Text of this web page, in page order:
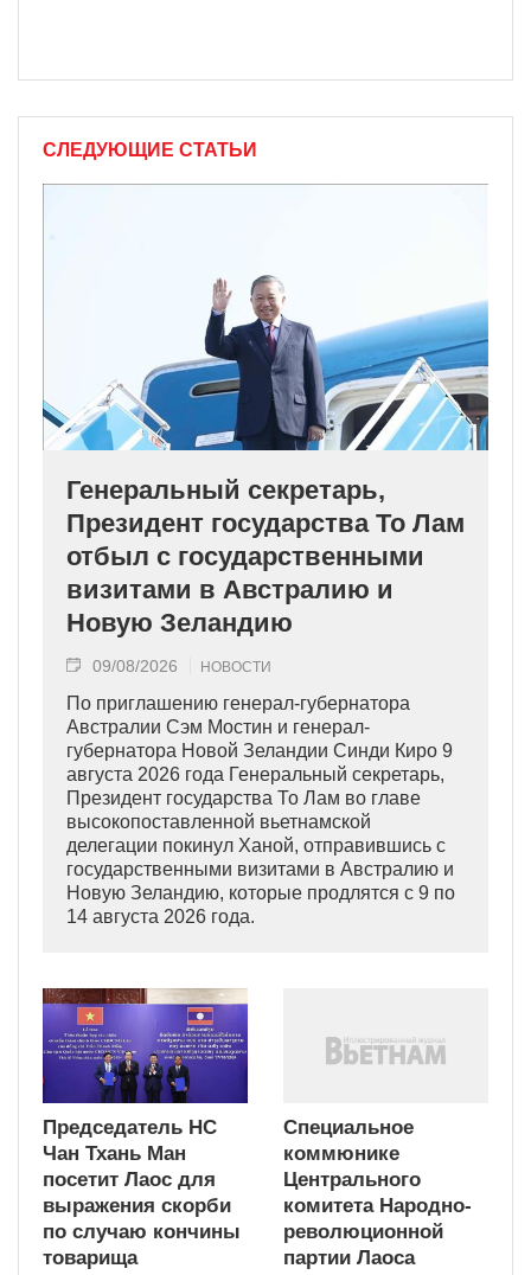
СЛЕДУЮЩИЕ СТАТЬИ
Генеральный секретарь,
Президент государства То Лам
отбыл с государственными
визитами в Австралию и
Новую Зеландию
09/08/2026 НОВОСТИ
По приглашению генерал-губернатора
Австралии Сэм Мостин и генерал-
губернатора Новой Зеландии Синди Киро 9
августа 2026 года Генеральный секретарь,
Президент государства То Лам во главе
высокопоставленной вьетнамской
делегации покинул Ханой, отправившись с
государственными визитами в Австралию и
Новую Зеландию, которые продлятся с 9 по
14 августа 2026 года.
Председатель НС
Чан Тхань Ман
посетит Лаос для
выражения скорби
по случаю кончины
товарища
Специальное
коммюнике
Центрального
комитета Народно-
революционной
партии Лаоса